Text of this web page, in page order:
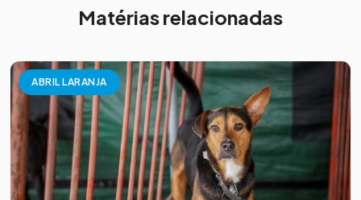
Matérias relacionadas
ABRIL LARANJA